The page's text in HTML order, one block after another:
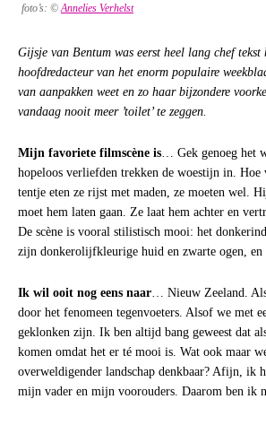
foto’s: ©Annelies Verhelst
Gijsje van Bentum was eerst heel lang chef
hoofdredacteur van het enorm populaire
van aanpakken weet en zo haar bijzondere
vandaag nooit meer ’toilet’ te zeggen.
Mijn favoriete filmscène is… Gek genoeg het
hopeloos verliefden trekken de woestijn in. Hoe
tentje eten ze rijst met maden, ze moeten wel.
moet hem laten gaan. Ze laat hem achter en
De scène is vooral stilistisch mooi: het
zijn donkerolijfkleurige huid en zwarte ogen,
Ik wil ooit nog eens naar… Nieuw Zeeland.
door het fenomeen tegenvoeters. Alsof we met
geklonken zijn. Ik ben altijd bang geweest dat
komen omdat het er té mooi is. Wat ook maar
overweldigender landschap denkbaar? Afijn, ik
mijn vader en mijn voorouders. Daarom ben ik